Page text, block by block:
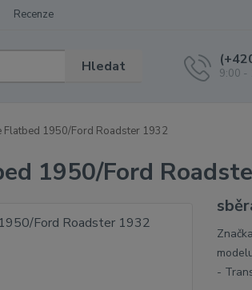
Recenze
Hledat 9:00 -
Flatbed 1950/Ford Roadster 1932
1950/Ford
-